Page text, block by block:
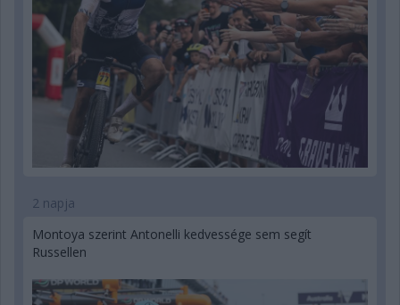
2 napja
Montoya szerint Antonelli kedvessége sem segít
Russellen